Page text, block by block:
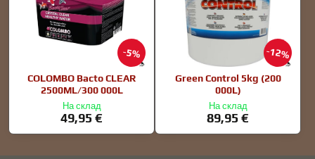
5%
COLOMBO Bacto CLEAR
2500ML/300 000L
На склад
49,95 €
12%
Green Control 5kg (200
000L)
На склад
89,95 €